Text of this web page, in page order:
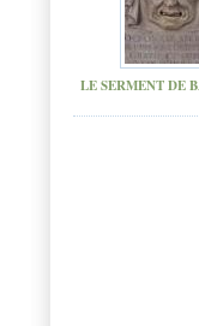
LE SERMENT DE